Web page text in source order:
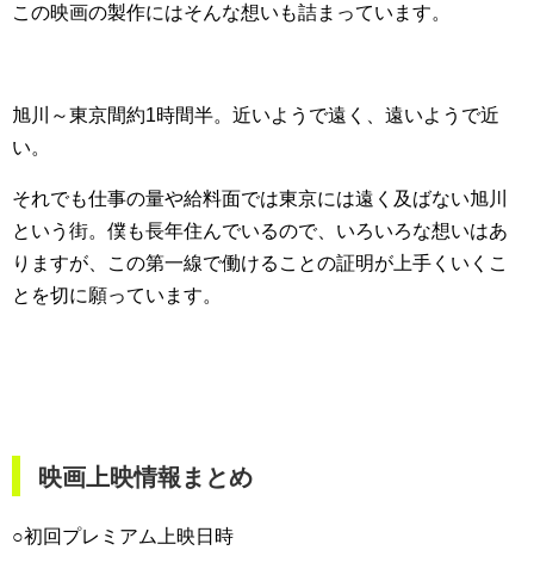
この映画の製作にはそんな想いも詰まっています。
旭川～東京間約1時間半。近いようで遠く、遠いようで近
い。
それでも仕事の量や給料面では東京には遠く及ばない旭川
という街。僕も長年住んでいるので、いろいろな想いはあ
りますが、この第一線で働けることの証明が上手くいくこ
とを切に願っています。
映画上映情報まとめ
○初回プレミアム上映日時